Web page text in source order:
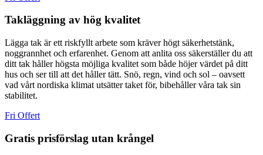
Takläggning av hög kvalitet
Lägga tak är ett riskfyllt arbete som kräver högt säkerhetstänk,
noggrannhet och erfarenhet. Genom att anlita oss säkerställer du att
ditt tak håller högsta möjliga kvalitet som både höjer värdet på ditt
hus och ser till att det håller tätt. Snö, regn, vind och sol – oavsett
vad vårt nordiska klimat utsätter taket för, bibehåller våra tak sin
stabilitet.
Fri Offert
Gratis prisförslag utan krångel